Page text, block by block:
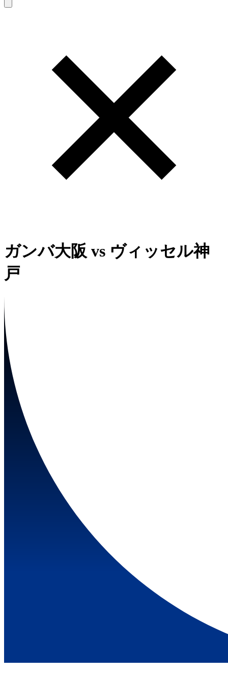
ガンバ大阪 vs ヴィッセル神
戸